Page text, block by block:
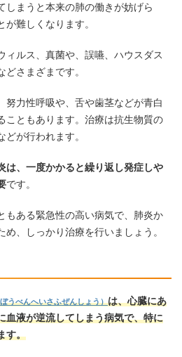
しまうと本来の肺の働きが妨げら
難しくなります。
ィルス、真菌や、誤嚥、ハウスダス
どさまざまです。
努力性呼吸や、舌や歯茎などが青白
こともあります。治療は抗生物質の
が行われます。
は、一度かかると繰り返し発症しや
です。
もある緊急性の高い病気で、肺炎か
、しっかり治療を行いましょう。
うべんへいさふぜんしょう）は、心臓にあ
血液が逆流してしまう病気で、特に
す。